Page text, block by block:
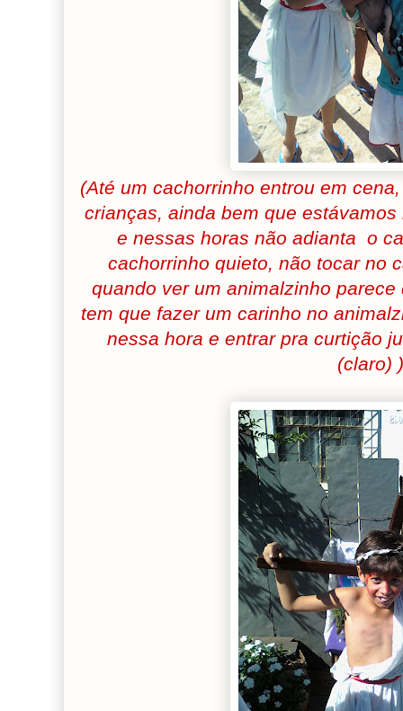
(Até um cachorrinho entrou em
crianças, ainda bem que
e nessas horas não adianta o
cachorrinho quieto, não tocar no
quando ver um animalzinho
tem que fazer um carinho no
nessa hora e entrar pra curtição
(claro)